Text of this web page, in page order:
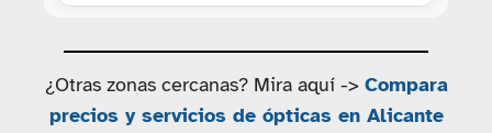
¿Otras zonas cercanas? Mira aquí -> Compara
precios y servicios de ópticas en Alicante